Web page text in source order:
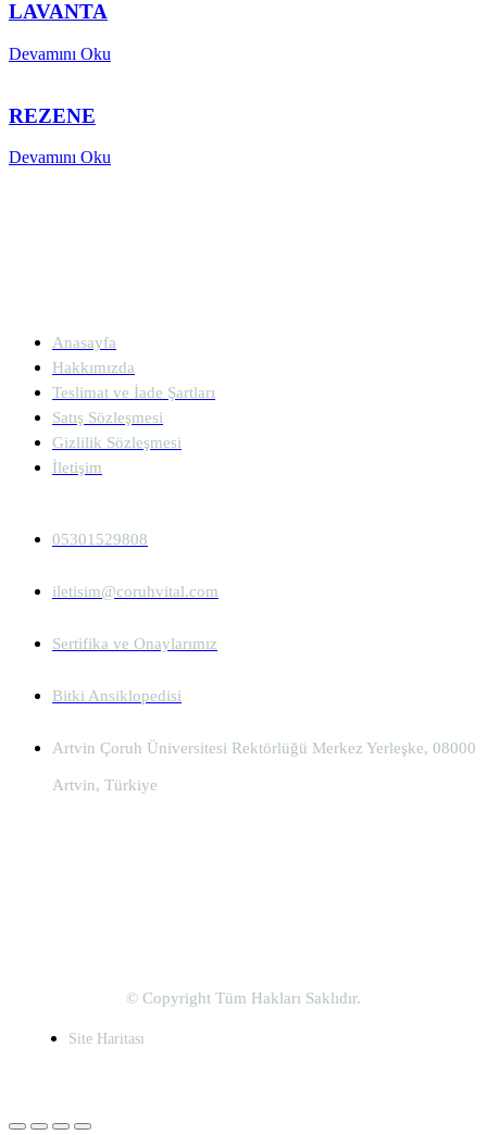
LAVANTA
Devamını Oku
REZENE
Devamını Oku
Anasayfa
Hakkımızda
Teslimat ve İade Şartları
Satış Sözleşmesi
Gizlilik Sözleşmesi
İletişim
05301529808
iletisim@coruhvital.com
Sertifika ve Onaylarımız
Bitki Ansiklopedisi
Artvin Çoruh Üniversitesi Rektörlüğü Merkez Yerleşke, 08000
Artvin, Türkiye
© Copyright Tüm Hakları Saklıdır.
Site Haritası